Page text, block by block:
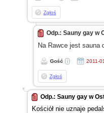
Zgłoś
Odp.: Sauny gay w
Na Rawce jest sauna
Gość 2011-
Zgłoś
Odp.: Sauny gay w
Kościół nie uznaje